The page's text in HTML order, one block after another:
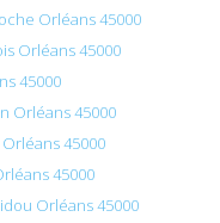
Orléans 45000
Orléans 45000
45000
Orléans 45000
45000
45000
Orléans 45000